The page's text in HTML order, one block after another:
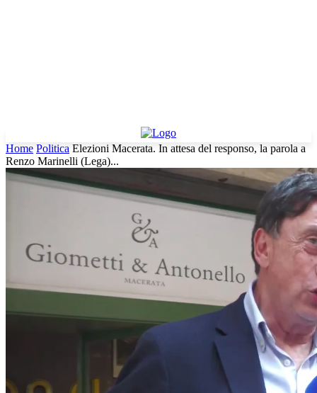
Home Politica Elezioni Macerata. In attesa del responso, la parola a
Renzo Marinelli (Lega)...